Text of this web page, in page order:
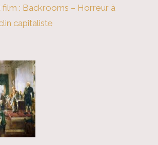
film : Backrooms – Horreur à
capitaliste